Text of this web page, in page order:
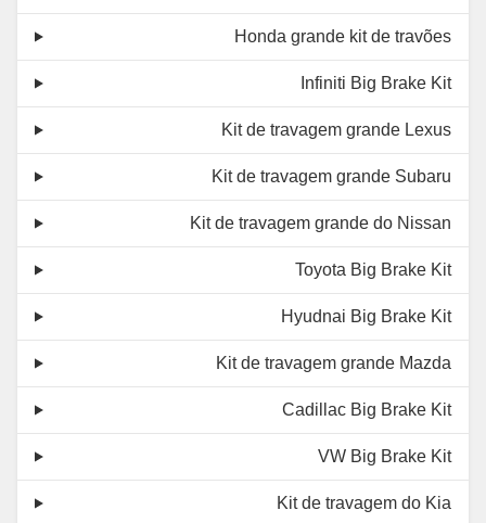
Honda grande kit de travões
Infiniti Big Brake Kit
Kit de travagem grande Lexus
Kit de travagem grande Subaru
Kit de travagem grande do Nissan
Toyota Big Brake Kit
Hyudnai Big Brake Kit
Kit de travagem grande Mazda
Cadillac Big Brake Kit
VW Big Brake Kit
Kit de travagem do Kia